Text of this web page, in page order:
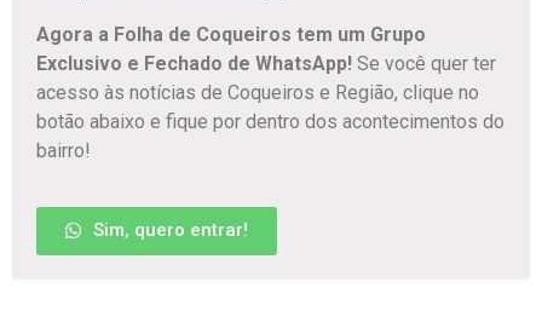
Agora a Folha de Coqueiros tem um Grupo
Exclusivo e Fechado de WhatsApp! Se você quer ter
acesso às notícias de Coqueiros e Região, clique no
botão abaixo e fique por dentro dos acontecimentos do
bairro!
Sim, quero entrar!